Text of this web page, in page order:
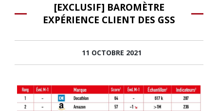
[EXCLUSIF] BAROMÈTRE
EXPÉRIENCE CLIENT DES GSS
11 OCTOBRE 2021